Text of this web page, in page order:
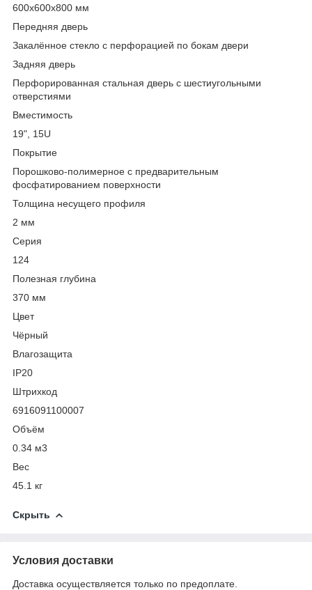
600х600х800 мм
Передняя дверь
Закалённое стекло с перфорацией по бокам двери
Задняя дверь
Перфорированная стальная дверь с шестиугольными
отверстиями
Вместимость
19", 15U
Покрытие
Порошково-полимерное с предварительным
фосфатированием поверхности
Толщина несущего профиля
2 мм
Серия
124
Полезная глубина
370 мм
Цвет
Чёрный
Влагозащита
IP20
Штрихкод
6916091100007
Объём
0.34 м3
Вес
45.1 кг
Скрыть
Условия доставки
Доставка осуществляется только по предоплате.